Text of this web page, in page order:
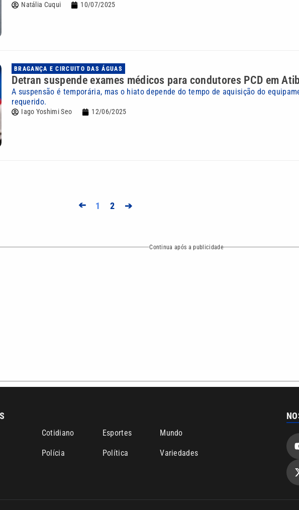
Natália Cuqui 10/07/2025
BRAGANÇA E CIRCUITO DAS ÁGUAS
Detran suspende exames médicos para condutores PCD em
A suspensão é temporária, mas o hiato depende do tempo de aquisição do
requerido.
Iago Yoshimi Seo 12/06/2025
➔ 1 2 ➔
Continua após a publicidade
SBT Área de cobertura que a VTV SBT acompanha: Entre em contato com a VTV News
de Comunicação PRM Ltda – CNPJ: 01.773.119.0001-60